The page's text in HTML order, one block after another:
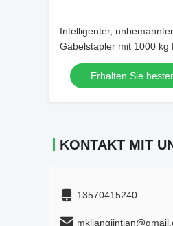
Intelligenter, unbemannter
Gabelstapler mit 1000 kg
und automatischem
Hürdenerkennung und
Erhalten Sie
KONTAKT MIT
13570415240